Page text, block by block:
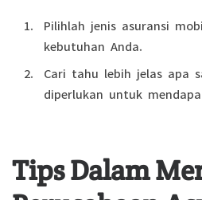
Pilihlah jenis asuransi
kebutuhan Anda.
Cari tahu lebih jelas apa
diperlukan untuk
Tips Dalam